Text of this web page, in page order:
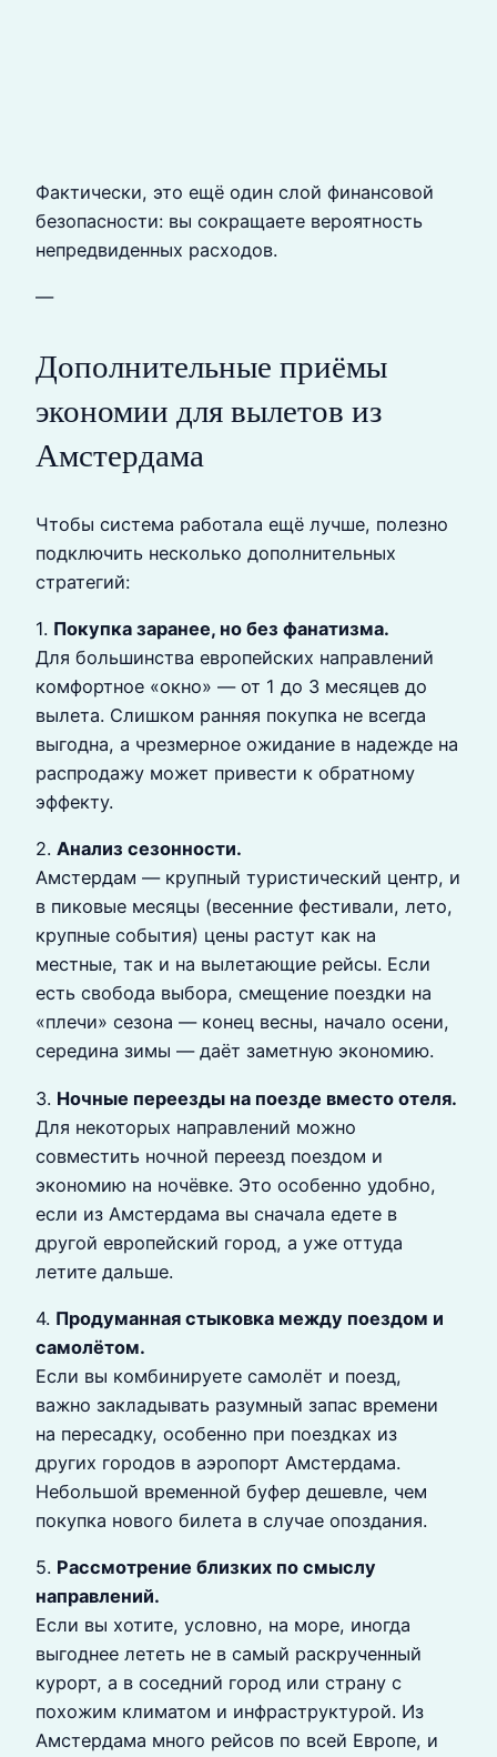
Фактически, это ещё один слой финансовой
безопасности: вы сокращаете вероятность
непредвиденных расходов.
—
Дополнительные приёмы
экономии для вылетов из
Амстердама
Чтобы система работала ещё лучше, полезно
подключить несколько дополнительных
стратегий:
1. Покупка заранее, но без фанатизма.
Для большинства европейских направлений
комфортное «окно» — от 1 до 3 месяцев до
вылета. Слишком ранняя покупка не всегда
выгодна, а чрезмерное ожидание в надежде на
распродажу может привести к обратному
эффекту.
2. Анализ сезонности.
Амстердам — крупный туристический центр, и
в пиковые месяцы (весенние фестивали, лето,
крупные события) цены растут как на
местные, так и на вылетающие рейсы. Если
есть свобода выбора, смещение поездки на
«плечи» сезона — конец весны, начало осени,
середина зимы — даёт заметную экономию.
3. Ночные переезды на поезде вместо отеля.
Для некоторых направлений можно
совместить ночной переезд поездом и
экономию на ночёвке. Это особенно удобно,
если из Амстердама вы сначала едете в
другой европейский город, а уже оттуда
летите дальше.
4. Продуманная стыковка между поездом и
самолётом.
Если вы комбинируете самолёт и поезд,
важно закладывать разумный запас времени
на пересадку, особенно при поездках из
других городов в аэропорт Амстердама.
Небольшой временной буфер дешевле, чем
покупка нового билета в случае опоздания.
5. Рассмотрение близких по смыслу
направлений.
Если вы хотите, условно, на море, иногда
выгоднее лететь не в самый раскрученный
курорт, а в соседний город или страну с
похожим климатом и инфраструктурой. Из
Амстердама много рейсов по всей Европе, и